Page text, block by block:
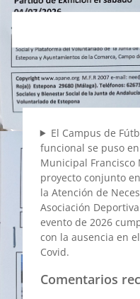
El Campus de
funcional se puso
Municipal Francisco
proyecto conjunto
la Atención de
Asociación
evento de 2026
con la ausencia en
Covid.
Comentarios